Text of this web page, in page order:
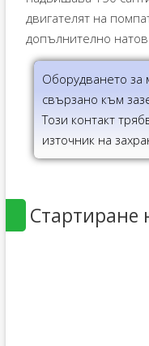
двигателят на
допълнително
Оборудването за
свързано към
Този контакт
източник на
Стартиране